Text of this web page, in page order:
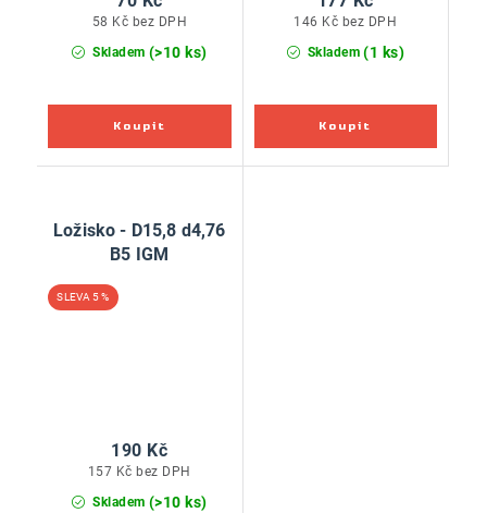
Skladem (>10 ks)
58 Kč bez DPH
Skladem (1 ks)
146 Kč bez DPH
Ložisko - D15,8 d4,76
B5 IGM
5 %
Skladem (>10 ks)
157 Kč bez DPH
190 Kč